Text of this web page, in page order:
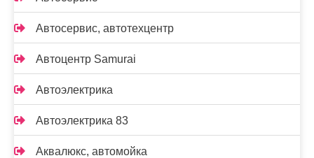
Автосервис, автотехцентр
Автоцентр Samurai
Автоэлектрика
Автоэлектрика 83
Аквалюкс, автомойка